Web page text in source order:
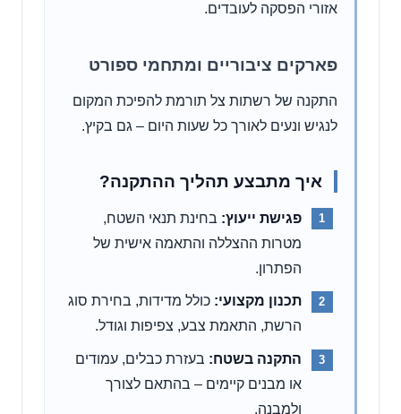
אזורי הפסקה לעובדים.
פארקים ציבוריים ומתחמי ספורט
התקנה של רשתות צל תורמת להפיכת המקום
לנגיש ונעים לאורך כל שעות היום – גם בקיץ.
איך מתבצע תהליך ההתקנה?
פגישת ייעוץ: בחינת תנאי השטח,
מטרות ההצללה והתאמה אישית של
הפתרון.
תכנון מקצועי: כולל מדידות, בחירת סוג
הרשת, התאמת צבע, צפיפות וגודל.
התקנה בשטח: בעזרת כבלים, עמודים
או מבנים קיימים – בהתאם לצורך
ולמבנה.